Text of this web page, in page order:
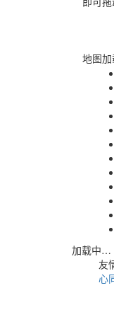
地图
加载中…
友
心